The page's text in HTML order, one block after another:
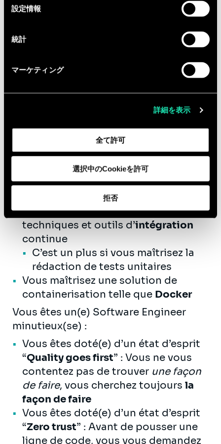
設定情報
統計
マーケティング
詳細を表示
全て許可
選択中のCookieを許可
拒否
technologies de l’information
et vous
expérience en Software, DevOps,
Vous disposez d'un
bon niveau en
C’est un plus si vous avez déjà
utilisé la librairieFlask
C’est un plus si vous disposez d’un
bon niveau de Javascript
permettant de contribuer à des
applications front-end
Vous êtes familier(ère) avec des
techniques et outils d’intégration
continue
C’est un plus si vous maîtrisez la
rédaction de tests unitaires
Vous maîtrisez une solution de
containerisation telle que Docker
Vous êtes un(e) Software Engineer
minutieux(se) :
Vous êtes doté(e) d’un état d’esprit
“Quality goes first” : Vous ne vous
contentez pas de trouver une façon
de faire, vous cherchez toujours la
façon de faire
Vous êtes doté(e) d’un état d’esprit
“Zero trust” : Avant de pousser une
ligne de code, vous vous demandez